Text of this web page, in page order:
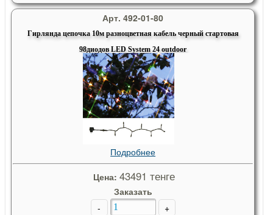
Арт. 492-01-80
Гирлянда цепочка 10м разноцветная кабель черный стартовая
98диодов LED System 24 outdoor
Подробнее
Цена: 43491 тенге
Заказать
-
+